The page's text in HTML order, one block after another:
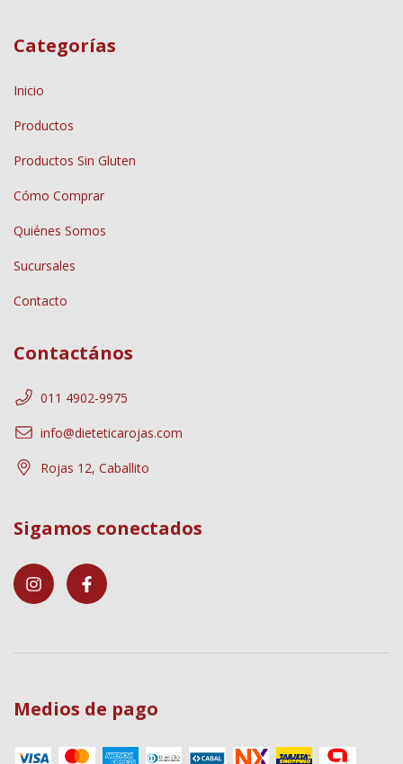
Categorías
Inicio
Productos
Productos Sin Gluten
Cómo Comprar
Quiénes Somos
Sucursales
Contacto
Contactános
011 4902-9975
info@dieteticarojas.com
Rojas 12, Caballito
Sigamos conectados
Medios de pago